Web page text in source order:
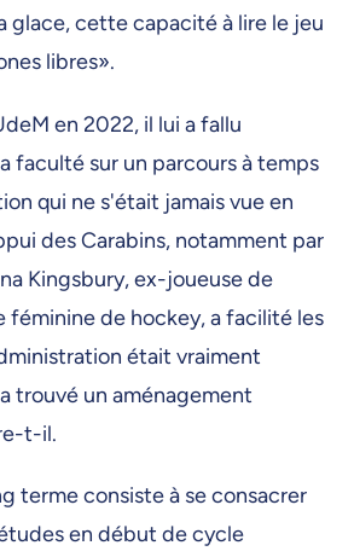
glace, cette capacité à lire le jeu
libres».
en 2022, il lui a fallu
faculté sur un parcours à temps
qui ne s'était jamais vue en
des Carabins, notamment par
Kingsbury, ex-joueuse de
féminine de hockey, a facilité les
était vraiment
trouvé un aménagement
t-il.
terme consiste à se consacrer
en début de cycle